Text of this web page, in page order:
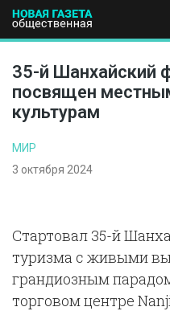
ПОЛИТИКА
35-й Шанхайский
посвящен
культурам
МИР
3 октября 2024
Стартовал 35-й
туризма с живыми
грандиозным
торговом центре